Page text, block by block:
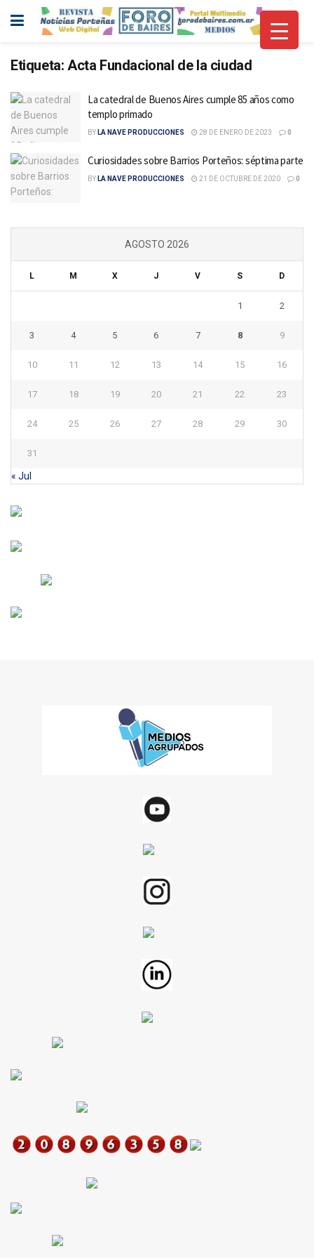
Etiqueta: Acta Fundacional de la ciudad
La catedral de Buenos Aires cumple 85 años como
templo primado
BY LA NAVE PRODUCCIONES 28 DE ENERO DE 2023 0
Curiosidades sobre Barrios Porteños: séptima parte
BY LA NAVE PRODUCCIONES 21 DE OCTUBRE DE 2020 0
AGOSTO 2026
L M X J V S D
1 2
3 4 5 6 7 8 9
10 11 12 13 14 15 16
17 18 19 20 21 22 23
24 25 26 27 28 29 30
31
« Jul